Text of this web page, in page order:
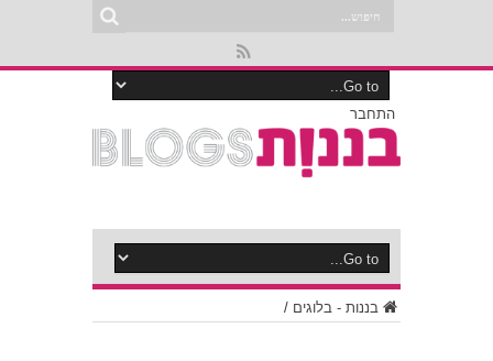
התחבר
בננות - בלוגים /